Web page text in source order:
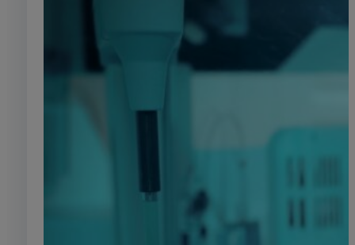
Des solutions
Chaque environnement impose
contextes variés.